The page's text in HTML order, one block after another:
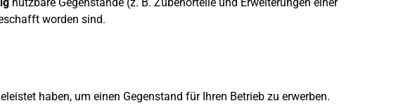
worden sind.
haben, um einen Gegenstand für Ihren Betrieb zu erwerben.